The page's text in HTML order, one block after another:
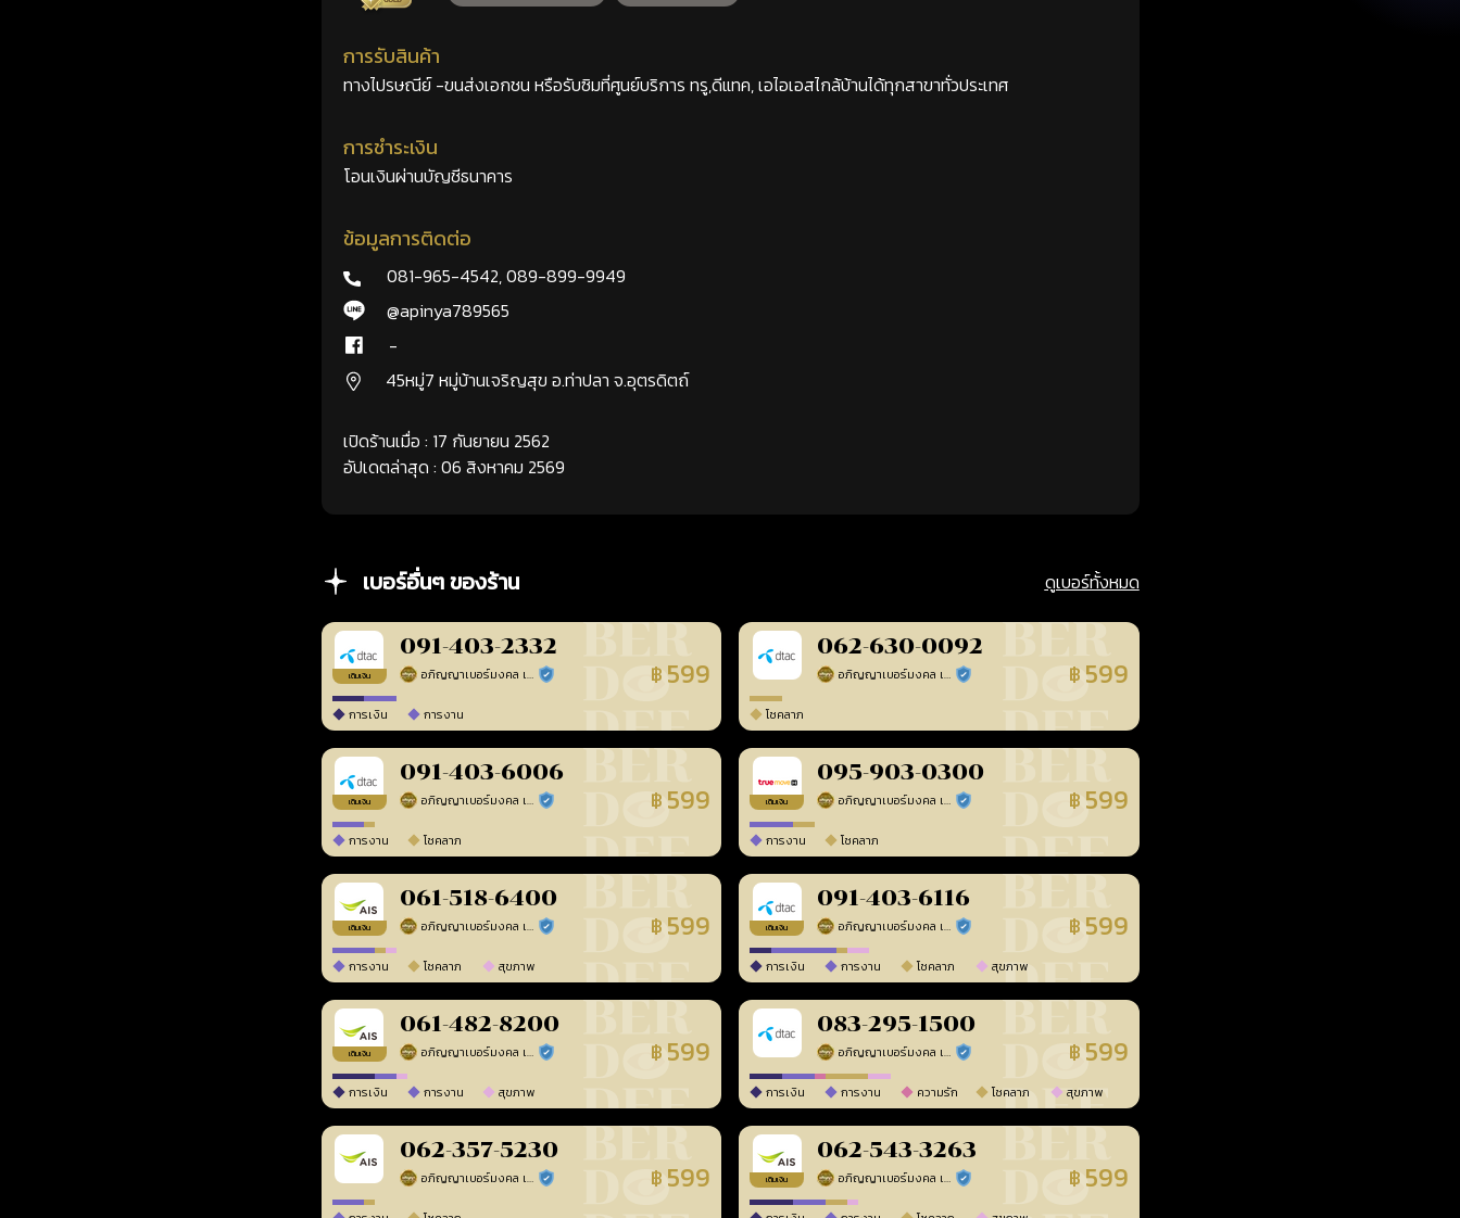
การรับสินค้า
ทางไปรษณีย์ -ขนส่งเอกชน หรือรับซิมที่ศูนย์บริการ ทรู,ดีแทค, เอไอเอสไกล้บ้านได้ทุกสาขาทั่วประเทศ
การชำระเงิน
โอนเงินผ่านบัญชีธนาคาร
ข้อมูลการติดต่อ
081-965-4542,089-899-9949
@apinya789565
-
45หมู่7 หมู่บ้านเจริญสุข อ.ท่าปลา จ.อุตรดิตถ์
เปิดร้านเมื่อ : 17 กันยายน 2562
อัปเดตล่าสุด : 06 สิงหาคม 2569
เบอร์อื่นๆ ของร้าน ดูเบอร์ทั้งหมด
เติมเงิน
091-403-2332
อภิญญาเบอร์มงคล เบอร์สวยเลขศาสตร์ ร้านยืนยันแล้ว ฿ 599
การเงิน การงาน
062-630-0092
อภิญญาเบอร์มงคล เบอร์สวยเลขศาสตร์ ร้านยืนยันแล้ว ฿ 599
โชคลาภ
เติมเงิน
091-403-6006
อภิญญาเบอร์มงคล เบอร์สวยเลขศาสตร์ ร้านยืนยันแล้ว ฿ 599
การงาน โชคลาภ
เติมเงิน
095-903-0300
อภิญญาเบอร์มงคล เบอร์สวยเลขศาสตร์ ร้านยืนยันแล้ว ฿ 599
การงาน โชคลาภ
เติมเงิน
061-518-6400
อภิญญาเบอร์มงคล เบอร์สวยเลขศาสตร์ ร้านยืนยันแล้ว ฿ 599
การงาน โชคลาภ สุขภาพ
เติมเงิน
091-403-6116
อภิญญาเบอร์มงคล เบอร์สวยเลขศาสตร์ ร้านยืนยันแล้ว ฿ 599
การเงิน การงาน โชคลาภ สุขภาพ
เติมเงิน
061-482-8200
อภิญญาเบอร์มงคล เบอร์สวยเลขศาสตร์ ร้านยืนยันแล้ว ฿ 599
การเงิน การงาน สุขภาพ
083-295-1500
อภิญญาเบอร์มงคล เบอร์สวยเลขศาสตร์ ร้านยืนยันแล้ว ฿ 599
การเงิน การงาน ความรัก โชคลาภ สุขภาพ
062-357-5230
อภิญญาเบอร์มงคล เบอร์สวยเลขศาสตร์ ร้านยืนยันแล้ว ฿ 599 เติมเงิน
062-543-3263
อภิญญาเบอร์มงคล เบอร์สวยเลขศาสตร์ ร้านยืนยันแล้ว ฿ 599